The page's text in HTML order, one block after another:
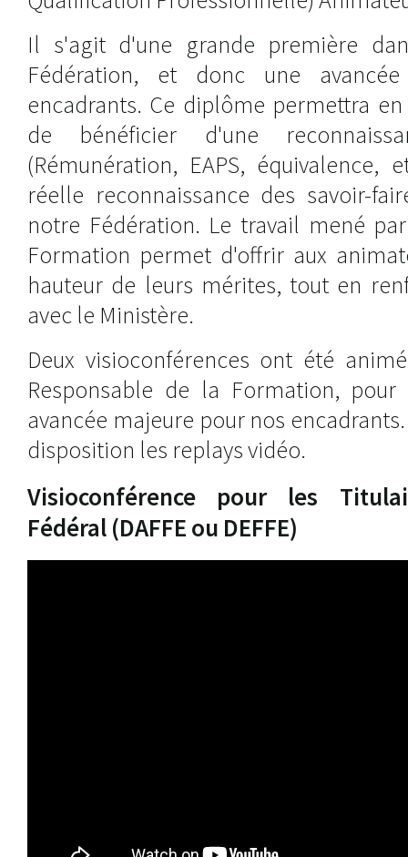
Il s'agit d'une grande première
Fédération, et donc une
encadrants. Ce diplôme permettra
de bénéficier d'une
(Rémunération, EAPS, équivalence,
réelle reconnaissance des savoir-
notre Fédération. Le travail mené
Formation permet d'offrir aux
hauteur de leurs mérites, tout en
avec le Ministère.
Deux visioconférences ont été
Responsable de la Formation,
avancée majeure pour nos
disposition les replays vidéo.
Visioconférence pour les
Fédéral (DAFFE ou DEFFE)